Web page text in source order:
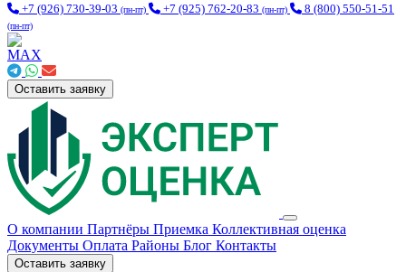
+7 (926) 730-39-03 (пн-пт) +7 (925) 762-20-83 (пн-пт) 8 (800) 550-51-51
(пн-пт)
Оставить заявку
О компании Партнёры Приемка Коллективная оценка
Документы Оплата Районы Блог Контакты
Оставить заявку